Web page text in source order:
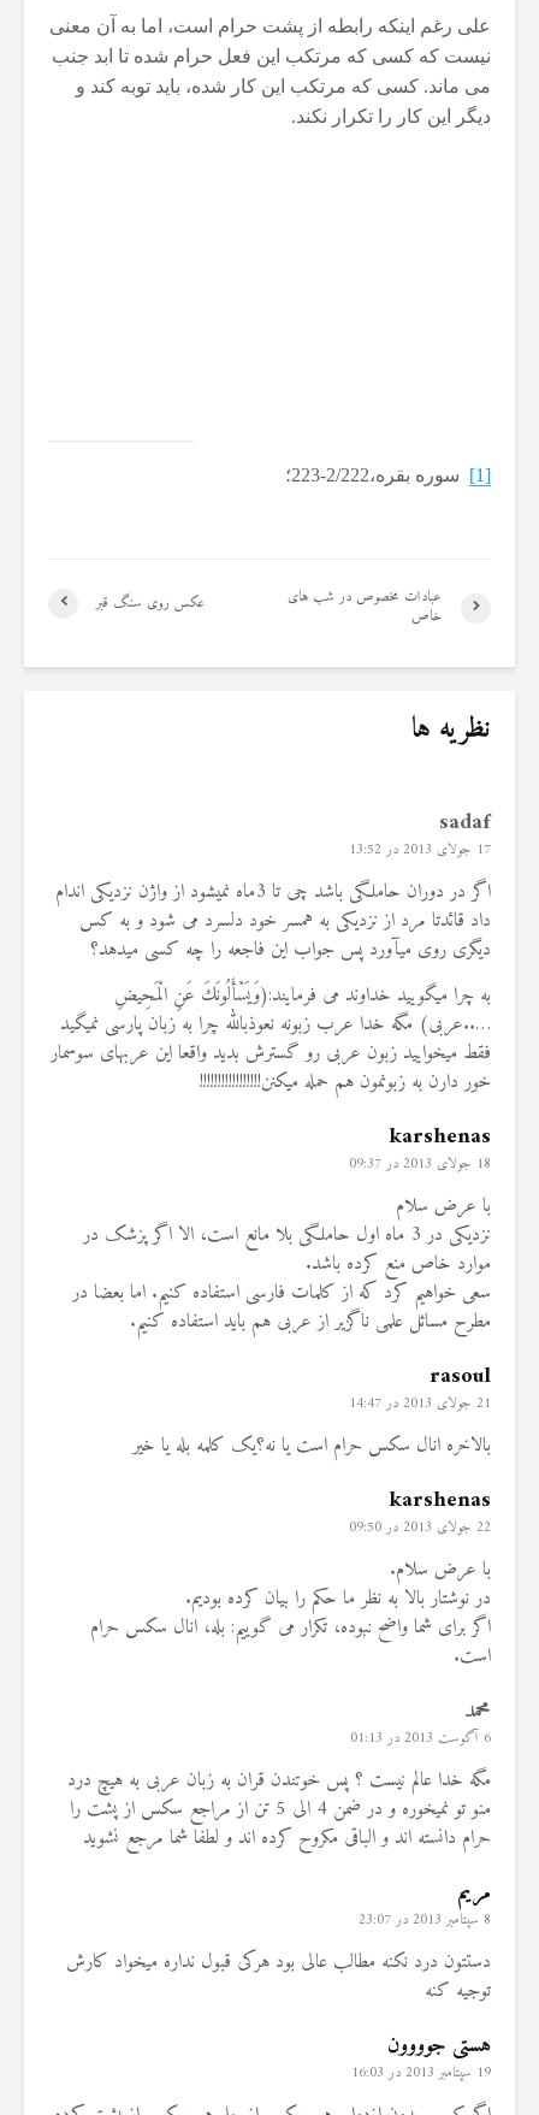
علی رغم اینکه رابطه از پشت حرام است، اما به آن معنی
نیست که کسی که مرتکب این فعل حرام شده تا ابد جنب
می ماند. کسی که مرتکب این کار شده، باید توبه کند و
دیگر این کار را تکرار نکند.
[1] سوره بقره،2/222-223؛
عکس روی سنگ قبر عبادات مخصوص در شب های
خاص
نظریه ها
sadaf
17 جولای 2013 در 13:52
اگر در دوران حاملگی باشد چی تا 3ماه نمیشود از واژن نزدیکی اندام
داد قائدتا مرد از نزدیکی به همسر خود دلسرد می شود و به کس
دیگری روی میآورد پس جواب این فاجعه را چه کسی میدهد؟
به چرا میگویید خداوند می فرمایند:(وَيَسْأَلُونَكَ عَنِ الْمَحِيضِ
…..عربی) مگه خدا عرب زبونه نعوذبالله چرا به زبان پارسی نمیگید
فقط میخوایید زبون عربی رو گسترش بدید واقعا این عربهای سوسمار
خور دارن به زبونمون هم حمله میکنن!!!!!!!!!!!!!!!!!
karshenas
18 جولای 2013 در 09:37
با عرض سلام
نزدیکی در 3 ماه اول حاملگی بلا مانع است، الا اگر پزشک در
موارد خاص منع کرده باشد.
سعی خواهیم کرد که از کلمات فارسی استفاده کنیم. اما بعضا در
مطرح مسائل علمی ناگزیر از عربی هم باید استفاده کنیم.
rasoul
21 جولای 2013 در 14:47
بالاخره انال سکس حرام است یا نه؟یک کلمه بله یا خیر
karshenas
22 جولای 2013 در 09:50
با عرض سلام.
در نوشتار بالا به نظر ما حکم را بیان کرده بودیم.
اگر برای شما واضح نبوده، تکرار می گوییم: بله، انال سکس حرام
است.
محمد
6 آگوست 2013 در 01:13
مگه خدا عالم نیست ؟ پس خوتندن قران به زبان عربی به هیچ درد
منو تو نمیخوره و در ضمن 4 الی 5 تن از مراجع سکس از پشت را
حرام دانسته اند و الباقی مکروح کرده اند و لطفا شما مرجع نشوید
مریم
8 سپتامبر 2013 در 23:07
دستتون درد نکنه مطالب عالی بود هرکی قبول نداره میخواد کارش
توجیه کنه
هستی جوووون
19 سپتامبر 2013 در 16:03